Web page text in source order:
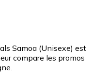
Samoa (Unisexe) est
compare les promos